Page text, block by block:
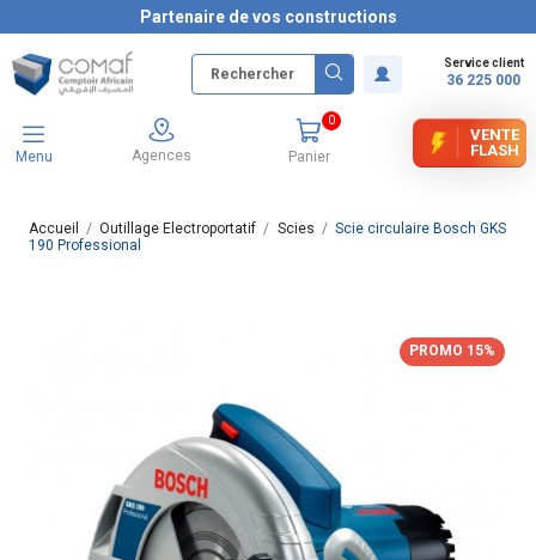
Partenaire de vos constructions
Service client
36 225 000
Menu Agences Panier
0
VENTE
FLASH
Accueil Outillage Electroportatif Scies
Scie circulaire Bosch GKS
190 Professional
PROMO 15%